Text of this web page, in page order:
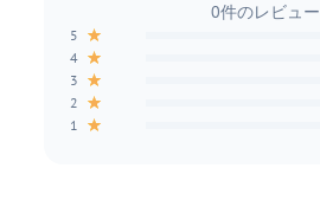
0件のレビュー
5 ★
4 ★
3 ★
2 ★
1 ★